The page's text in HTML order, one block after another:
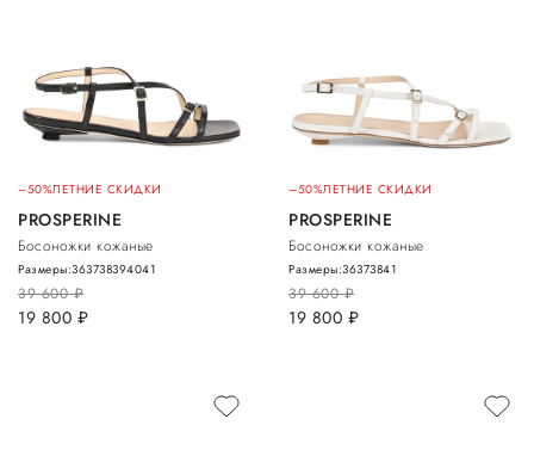
–50%ЛЕТНИЕ СКИДКИ
PROSPERINE
Босоножки кожаные
39 600руб.
19 800 руб.
Размеры:363738394041
–50%ЛЕТНИЕ СКИДКИ
PROSPERINE
Босоножки кожаные
39 600руб.
19 800 руб.
Размеры:36373841